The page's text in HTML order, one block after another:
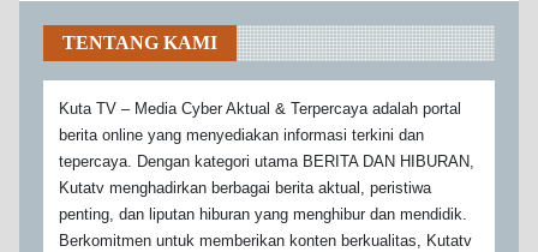
TENTANG KAMI
Kuta TV – Media Cyber Aktual & Terpercaya adalah portal
berita online yang menyediakan informasi terkini dan
tepercaya. Dengan kategori utama BERITA DAN HIBURAN,
Kutatv menghadirkan berbagai berita aktual, peristiwa
penting, dan liputan hiburan yang menghibur dan mendidik.
Berkomitmen untuk memberikan konten berkualitas, Kutatv